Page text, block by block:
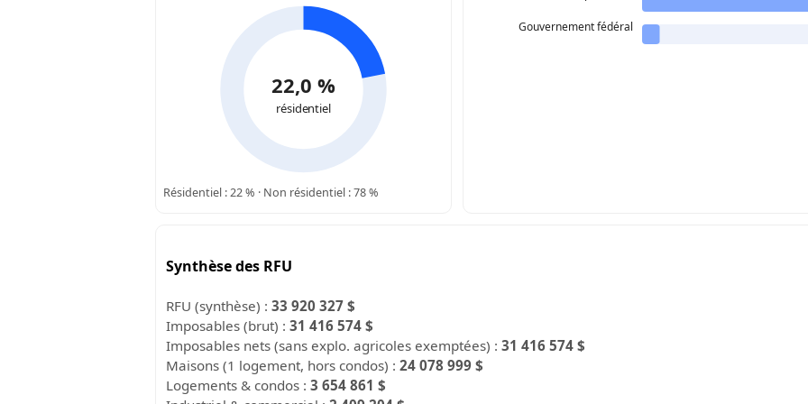
22,0 %
résidentiel
Résidentiel : 22 % · Non résidentiel : 78 %
Gouvernement fédéral
Synthèse des RFU
RFU (synthèse) :33 920 327 $
Imposables (brut) :31 416 574 $
Imposables nets (sans explo. agricoles exemptées) :31 416 574 $
Maisons (1 logement, hors condos) :24 078 999 $
Logements & condos :3 654 861 $